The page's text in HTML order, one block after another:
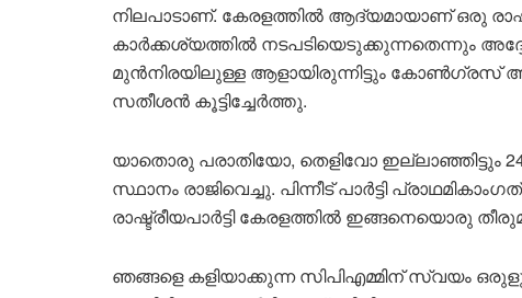
നിലപാടാണ്. കേരളത്തിൽ ആദ്യമായാണ് ഒരു
കാർക്കശ്യത്തിൽ നടപടിയെടുക്കുന്നതെന്നും
മുൻനിരയിലുള്ള ആളായിരുന്നിട്ടും കോൺഗ്രസ്
സതീശൻ കൂട്ടിച്ചേർത്തു.
യാതൊരു പരാതിയോ, തെളിവോ
സ്ഥാനം രാജിവെച്ചു. പിന്നീട് പാർട്ടി
രാഷ്ട്രീയപാർട്ടി കേരളത്തിൽ ഇങ്ങനെയൊരു
ഞങ്ങളെ കളിയാക്കുന്ന സിപിഎമ്മിന് സ്വയം